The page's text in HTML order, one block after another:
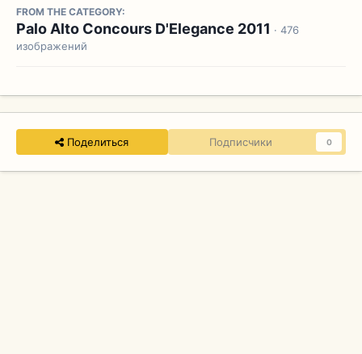
FROM THE CATEGORY:
Palo Alto Concours D'Elegance 2011 · 476
изображений
Поделиться Подписчики 0